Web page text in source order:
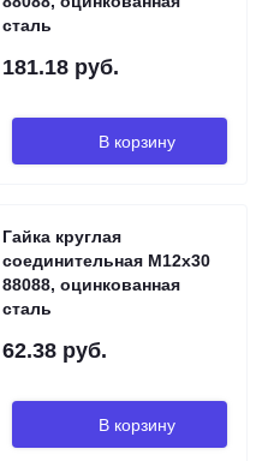
сталь
181.18 руб.
В корзину
Гайка круглая
соединительная М12х30
88088, оцинкованная
сталь
62.38 руб.
В корзину